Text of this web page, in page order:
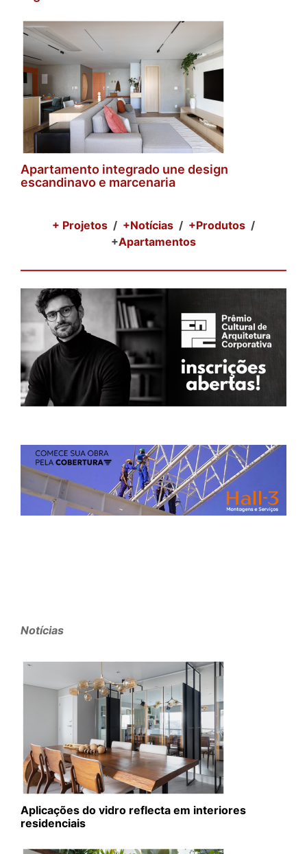
Apartamento integrado une design
escandinavo e marcenaria
+ Projetos / +Notícias / +Produtos /
+Apartamentos
Notícias
Aplicações do vidro reflecta em interiores
residenciais